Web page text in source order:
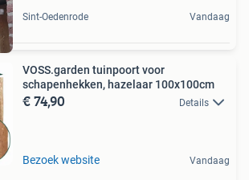
Sint-Oedenrode Vandaag
VOSS.garden tuinpoort voor
schapenhekken, hazelaar 100x100cm
€ 74,90 Details
Bezoek website Vandaag